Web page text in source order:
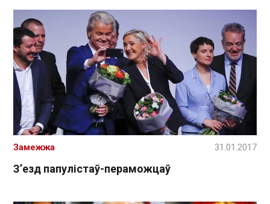
З’езд папулістаў-пераможцаў
Замежжа 31.01.2017